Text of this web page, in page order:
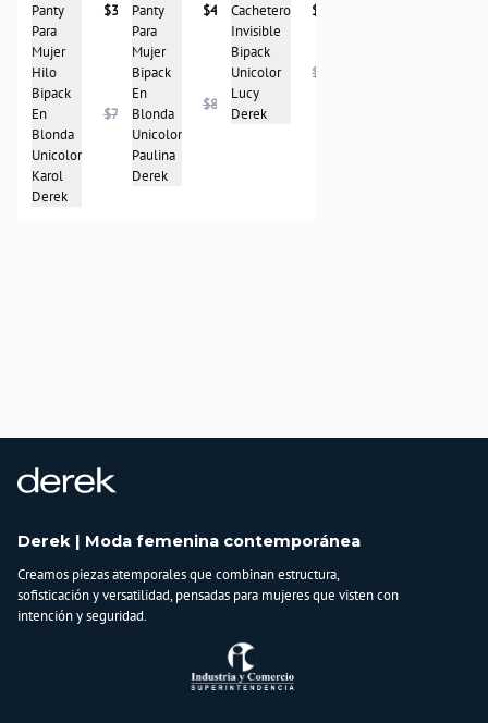
Panty
Para
Mujer
Hilo
Bipack
En
Blonda
Unicolor
Karol
Derek
$39.950
$78.950
Panty
Para
Mujer
Bipack
En
Blonda
Unicolor
Paulina
Derek
$41.950
$83.950
Cachetero
Invisible
Bipack
Unicolor
Lucy
Derek
$48.950
$96.950
Derek | Moda femenina contemporánea
Creamos piezas atemporales que combinan estructura,
sofisticación y versatilidad, pensadas para mujeres que visten con
intención y seguridad.